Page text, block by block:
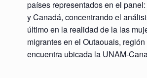
países representados en el
y Canadá, concentrando el
último en la realidad de la las
migrantes en el Outaouais,
encuentra ubicada la UNAM-